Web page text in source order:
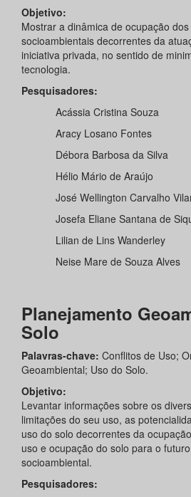
Objetivo:
Mostrar a dinâmica de ocupação
socioambientais decorrentes da
iniciativa privada, no sentido de
tecnologia.
Pesquisadores:
Acássia Cristina Souza
Aracy Losano Fontes
Débora Barbosa da Silva
Hélio Mário de Araújo
José Wellington Carvalho
Josefa Eliane Santana de
Lilian de Lins Wanderley
Neise Mare de Souza Alves
Planejamento
Solo
Palavras-chave: Conflitos de Uso;
Geoambiental; Uso do Solo.
Objetivo:
Levantar informações sobre os
limitações do seu uso, as
uso do solo decorrentes da
uso e ocupação do solo para o
socioambiental.
Pesquisadores: